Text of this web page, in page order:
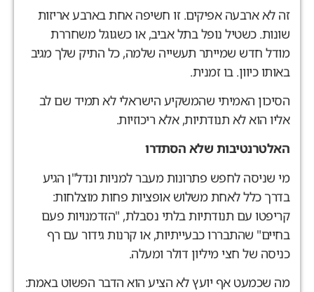
לא ארבעה אפיקים. זו חשיפה אחת בארבע אריזות
כשטיל נופל בתל אביב, או כשגוגל משחררת
חדש שמייתר תעשייה שלמה, כל התיק שלך מגיב
כיוון. בו זמנית.
האמיתי שהמשקיע הישראלי לא תמיד שם לב
הוא לא תנודתיות, אלא ריכוזיות.
שלא הסתדרו
שניסה לחפש פתרונות מעבר למניות ונדל"ן הגיע
כלל לאחת משלוש אופציות פחות מוצלחות:
עם תנודתיות בלתי נסבלת, "הזדמנויות פעם
שהתבררו כבעייתיות, או קרנות גידור עם רף
של חצי מיליון דולר ומעלה.
שכמעט אף יועץ לא הציע הוא הדבר הפשוט באמת: